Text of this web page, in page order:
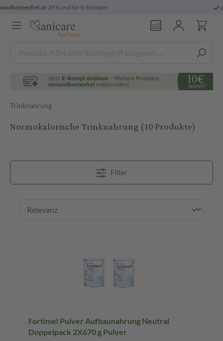
persönlichepharmazeutische Beratung
Trinknahrung
Normokalorische Trinknahrung(10 Produkte)
Filter
Fortimel Pulver Aufbaunahrung Neutral
Doppelpack 2X670 g Pulver